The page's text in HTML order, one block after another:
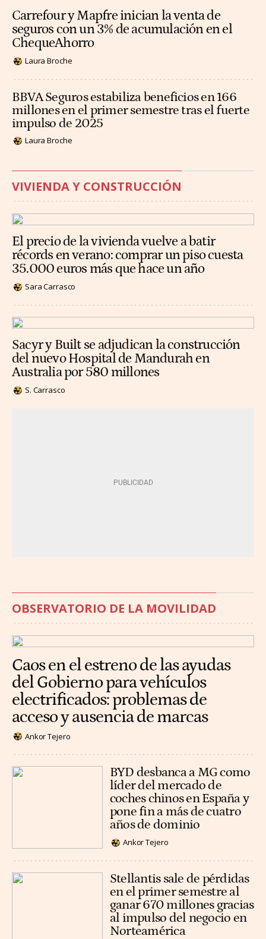
Carrefour y Mapfre inician la venta de
seguros con un 3% de acumulación en el
ChequeAhorro
Laura Broche
BBVA Seguros estabiliza beneficios en 166
millones en el primer semestre tras el fuerte
impulso de 2025
Laura Broche
VIVIENDA Y CONSTRUCCIÓN
El precio de la vivienda vuelve a batir
récords en verano: comprar un piso cuesta
35.000 euros más que hace un año
Sara Carrasco
Sacyr y Built se adjudican la construcción
del nuevo Hospital de Mandurah en
Australia por 580 millones
S. Carrasco
OBSERVATORIO DE LA MOVILIDAD
Caos en el estreno de las ayudas
del Gobierno para vehículos
electrificados: problemas de
acceso y ausencia de marcas
Ankor Tejero
BYD desbanca a MG como
líder del mercado de
coches chinos en España y
pone fin a más de cuatro
años de dominio
Ankor Tejero
Stellantis sale de pérdidas
en el primer semestre al
ganar 670 millones gracias
al impulso del negocio en
Norteamérica